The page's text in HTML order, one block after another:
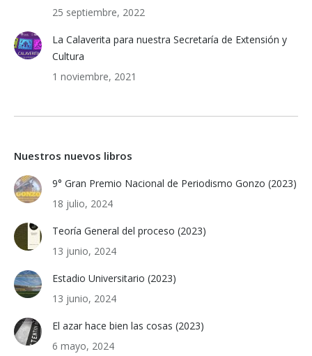
25 septiembre, 2022
La Calaverita para nuestra Secretaría de Extensión y
Cultura
1 noviembre, 2021
Nuestros nuevos libros
9° Gran Premio Nacional de Periodismo Gonzo (2023)
18 julio, 2024
Teoría General del proceso (2023)
13 junio, 2024
Estadio Universitario (2023)
13 junio, 2024
El azar hace bien las cosas (2023)
6 mayo, 2024